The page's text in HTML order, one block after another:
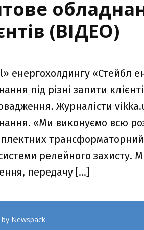
(ВІДЕО)
енергохолдингу «Стейбл
під різні запити
Журналісти
«Ми виконуємо всю
трансформаторний
релейного захисту.
передачу […]
Newspack